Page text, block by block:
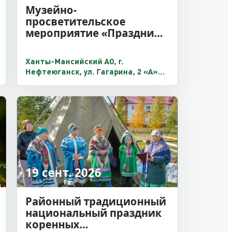
Музейно-
просветительское
мероприятие «Праздник
Ханты-Мансийский АО, г.
Нефтеюганск, ул. Гагарина, 2 «А»
19 сент. 2026
Районный традиционный
национальный праздник
коренных